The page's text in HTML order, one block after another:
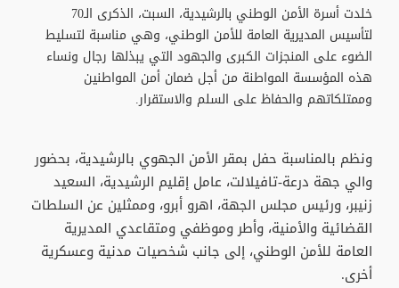
خلدت أسرة الأمن الوطني بالرشيدية، السبت، الذكرى الـ70
لتأسيس المديرية العامة للأمن الوطني، وهي مناسبة لتسليط
الضوء على المنجزات الكبرى والجهود التي يبذلها رجال ونساء
هذه المؤسسة المواطنة من أجل ضمان أمن المواطنين
وممتلكاتهم والحفاظ على السلم والاستقرار.
ونظم بالمناسبة حفل بمقر الأمن الجهوي بالرشيدية، بحضور
والي جهة درعة-تافيلالت، عامل إقليم الرشيدية، السعيد
زنيبر، ورئيس مجلس الجهة، اهرو أبرو، وممثلين عن السلطات
القضائية والأمنية، وأطر وموظفي ومتقاعدي المديرية
العامة للأمن الوطني، إلى جانب شخصيات مدنية وعسكرية
أخرى.